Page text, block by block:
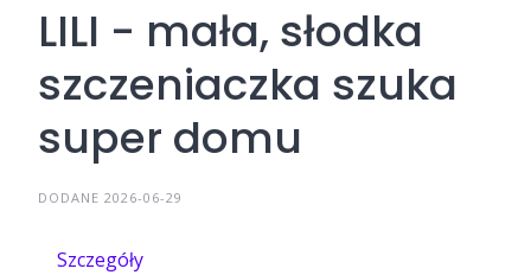
LILI - mała, słodka
szczeniaczka szuka
super domu
DODANE 2026-06-29
Szczegóły